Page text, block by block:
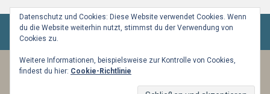
Training“
BETRIEBEN VON WORDPRESS
Datenschutz und Cookies: Diese Website verwendet Cookies. Wenn
du die Website weiterhin nutzt, stimmst du der Verwendung von
Cookies zu.
Weitere Informationen, beispielsweise zur Kontrolle von Cookies,
findest du hier: Cookie-Richtlinie